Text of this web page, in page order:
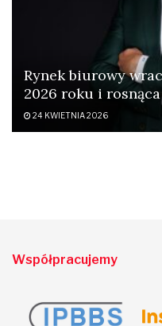
Rynek biurowy
2026 roku i
24 KWIETNIA 2026
Współpracujemy